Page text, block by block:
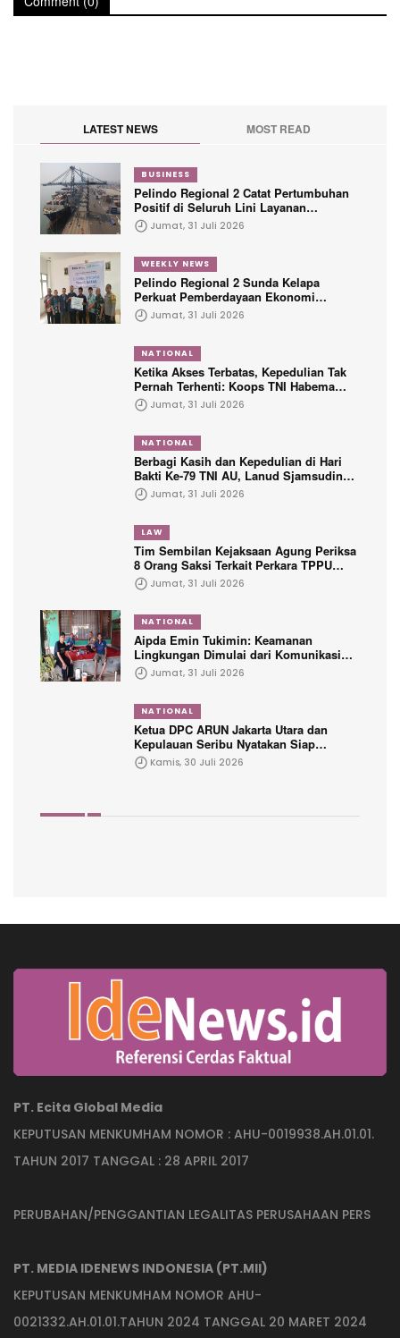
LATEST NEWS MOST READ
BUSINESS
Pelindo Regional 2 Catat Pertumbuhan
Positif di Seluruh Lini Layanan
Kepelabuhanan
Jumat, 31 Juli 2026
WEEKLY NEWS
Pelindo Regional 2 Sunda Kelapa
Perkuat Pemberdayaan Ekonomi
Penyandang Disabilitas Melalui Program
TJSL
Jumat, 31 Juli 2026
NATIONAL
Ketika Akses Terbatas, Kepedulian Tak
Pernah Terhenti: Koops TNI Habema
Hadir untuk Papua
Jumat, 31 Juli 2026
NATIONAL
Berbagi Kasih dan Kepedulian di Hari
Bakti Ke-79 TNI AU, Lanud Sjamsudin
Noor Hadirkan Senyum untuk Anak
Yatim dan Purnawirawan
Jumat, 31 Juli 2026
LAW
Tim Sembilan Kejaksaan Agung Periksa
8 Orang Saksi Terkait Perkara TPPU
Tersangka FA
Jumat, 31 Juli 2026
NATIONAL
Aipda Emin Tukimin: Keamanan
Lingkungan Dimulai dari Komunikasi
dengan Warga
Jumat, 31 Juli 2026
NATIONAL
Ketua DPC ARUN Jakarta Utara dan
Kepulauan Seribu Nyatakan Siap
Dikukuhkan Dalam Waktu Dekat
Kamis, 30 Juli 2026
PT. Ecita Global Media
KEPUTUSAN MENKUMHAM NOMOR : AHU-0019938.AH.01.01.
TAHUN 2017 TANGGAL : 28 APRIL 2017
PERUBAHAN/PENGGANTIAN LEGALITAS PERUSAHAAN PERS
PT. MEDIA IDENEWS INDONESIA (PT.MII)
KEPUTUSAN MENKUMHAM NOMOR AHU-
0021332.AH.01.01.TAHUN 2024 TANGGAL 20 MARET 2024